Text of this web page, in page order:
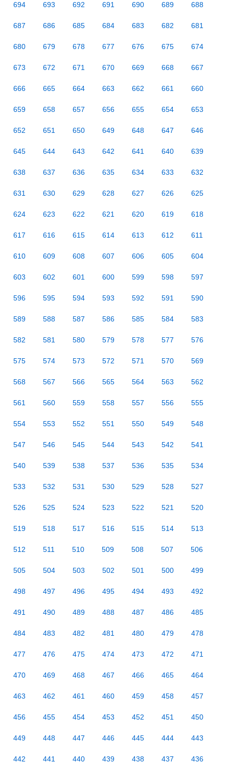
694 693 692 691 690 689 688
687 686 685 684 683 682 681
680 679 678 677 676 675 674
673 672 671 670 669 668 667
666 665 664 663 662 661 660
659 658 657 656 655 654 653
652 651 650 649 648 647 646
645 644 643 642 641 640 639
638 637 636 635 634 633 632
631 630 629 628 627 626 625
624 623 622 621 620 619 618
617 616 615 614 613 612 611
610 609 608 607 606 605 604
603 602 601 600 599 598 597
596 595 594 593 592 591 590
589 588 587 586 585 584 583
582 581 580 579 578 577 576
575 574 573 572 571 570 569
568 567 566 565 564 563 562
561 560 559 558 557 556 555
554 553 552 551 550 549 548
547 546 545 544 543 542 541
540 539 538 537 536 535 534
533 532 531 530 529 528 527
526 525 524 523 522 521 520
519 518 517 516 515 514 513
512 511 510 509 508 507 506
505 504 503 502 501 500 499
498 497 496 495 494 493 492
491 490 489 488 487 486 485
484 483 482 481 480 479 478
477 476 475 474 473 472 471
470 469 468 467 466 465 464
463 462 461 460 459 458 457
456 455 454 453 452 451 450
449 448 447 446 445 444 443
442 441 440 439 438 437 436